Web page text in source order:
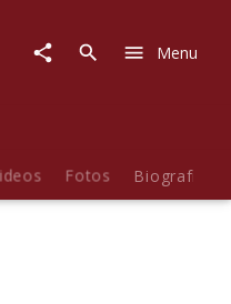
Menu
Fotos Biografie